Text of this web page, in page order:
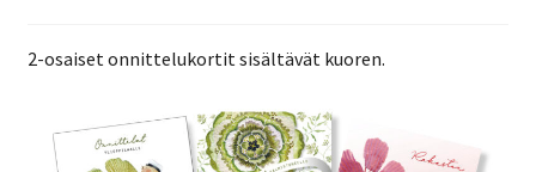
2-osaiset onnittelukortit sisältävät kuoren.